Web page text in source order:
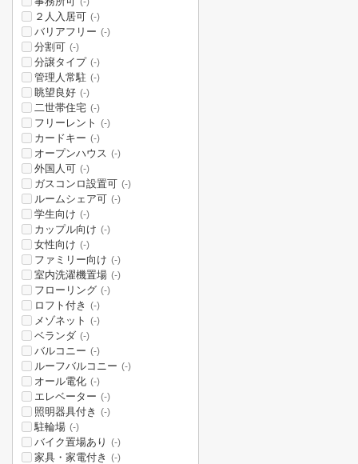
２人入居可 (-)
バリアフリー (-)
分割可 (-)
分譲タイプ (-)
管理人常駐 (-)
眺望良好 (-)
二世帯住宅 (-)
フリーレント (-)
カードキー (-)
オープンハウス (-)
外国人可 (-)
ガスコンロ設置可 (-)
ルームシェア可 (-)
学生向け (-)
カップル向け (-)
女性向け (-)
ファミリー向け (-)
室内洗濯機置場 (-)
フローリング (-)
ロフト付き (-)
メゾネット (-)
ベランダ (-)
バルコニー (-)
ルーフバルコニー (-)
オール電化 (-)
エレベーター (-)
照明器具付き (-)
駐輪場 (-)
バイク置場あり (-)
家具・家電付き (-)